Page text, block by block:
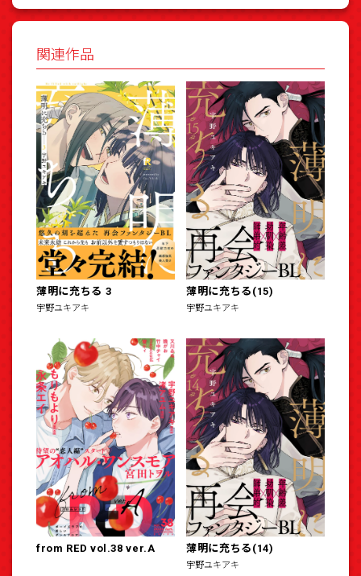
関連作品
薄明に充ちる 3
宇野ユキアキ
薄明に充ちる(15)
宇野ユキアキ
from RED vol.38 ver.A 薄明に充ちる(14)
宇野ユキアキ